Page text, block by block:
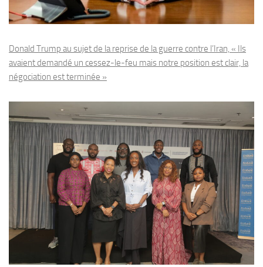
Donald Trump au sujet de la reprise de la guerre contre l’Iran, « Ils
avaient demandé un cessez-le-feu mais notre position est clair, la
négociation est terminée »